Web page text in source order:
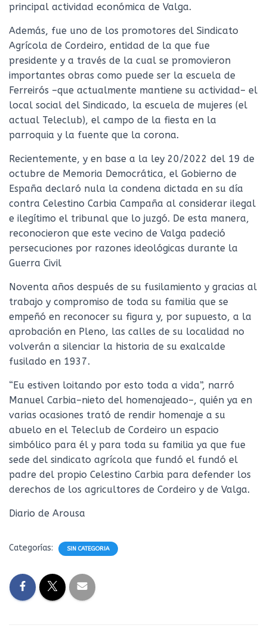
principal actividad económica de Valga.
Además, fue uno de los promotores del Sindicato
Agrícola de Cordeiro, entidad de la que fue
presidente y a través de la cual se promovieron
importantes obras como puede ser la escuela de
Ferreirós –que actualmente mantiene su actividad– el
local social del Sindicado, la escuela de mujeres (el
actual Teleclub), el campo de la fiesta en la
parroquia y la fuente que la corona.
Recientemente, y en base a la ley 20/2022 del 19 de
octubre de Memoria Democrática, el Gobierno de
España declaró nula la condena dictada en su día
contra Celestino Carbia Campaña al considerar ilegal
e ilegítimo el tribunal que lo juzgó. De esta manera,
reconocieron que este vecino de Valga padeció
persecuciones por razones ideológicas durante la
Guerra Civil
Noventa años después de su fusilamiento y gracias al
trabajo y compromiso de toda su familia que se
empeñó en reconocer su figura y, por supuesto, a la
aprobación en Pleno, las calles de su localidad no
volverán a silenciar la historia de su exalcalde
fusilado en 1937.
“Eu estiven loitando por esto toda a vida”, narró
Manuel Carbia–nieto del homenajeado–, quién ya en
varias ocasiones trató de rendir homenaje a su
abuelo en el Teleclub de Cordeiro un espacio
simbólico para él y para toda su familia ya que fue
sede del sindicato agrícola que fundó el fundó el
padre del propio Celestino Carbia para defender los
derechos de los agricultores de Cordeiro y de Valga.
Diario de Arousa
Categorías: SIN CATEGORIA